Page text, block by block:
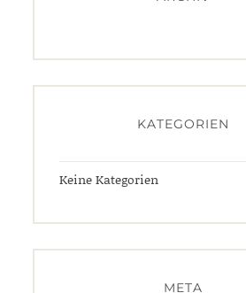
KATEGORIEN
Keine Kategorien
META